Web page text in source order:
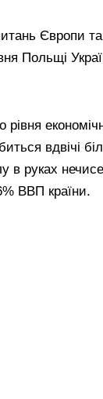
Європи
Польщі
вдвічі
в руках
ВВП країни.